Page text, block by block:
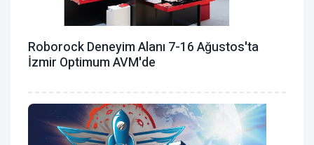
Roborock Deneyim Alanı 7-16 Ağustos'ta
İzmir Optimum AVM'de